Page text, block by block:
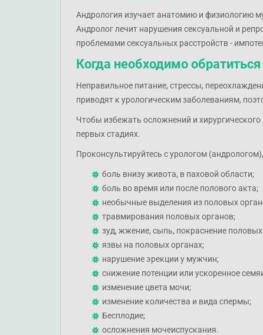
Андрология изучает анатомию и физиологию
Андролог лечит нарушения сексуальной и
проблемами сексуальных расстройств -
Когда необходимо
Неправильное питание, стрессы,
приводят к урологическим заболеваниям,
Чтобы избежать осложнений и
первых стадиях.
Проконсультируйтесь с урологом
боль внизу живота, в паховой области;
боль во время или после полового акта;
необычные выделения из половых
травмирования половых органов;
зуд, жжение, сыпь, покраснение
язвы на половых органах;
нарушение эрекции у мужчин;
снижение потенции или ускоренное
изменение цвета мочи;
изменение количества и вида спермы;
Бесплодие;
осложнения мочеиспускания.